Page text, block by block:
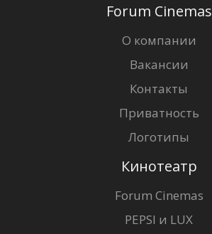
Forum Cinemas
О компании
Вакансии
Контакты
Приватность
Логотипы
Кинотеатр
Forum Cinemas
PEPSI и LUX